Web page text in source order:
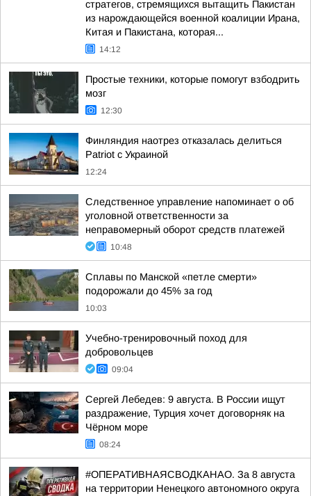
стратегов, стремящихся вытащить Пакистан
из нарождающейся военной коалиции Ирана,
Китая и Пакистана, которая...
14:12
Простые техники, которые помогут взбодрить
мозг
12:30
Финляндия наотрез отказалась делиться
Patriot с Украиной
12:24
Следственное управление напоминает о об
уголовной ответственности за
неправомерный оборот средств платежей
10:48
Сплавы по Манской «петле смерти»
подорожали до 45% за год
10:03
Учебно-тренировочный поход для
добровольцев
09:04
Сергей Лебедев: 9 августа. В России ищут
раздражение, Турция хочет договорняк на
Чёрном море
08:24
#ОПЕРАТИВНАЯСВОДКАНАО. За 8 августа
на территории Ненецкого автономного округа